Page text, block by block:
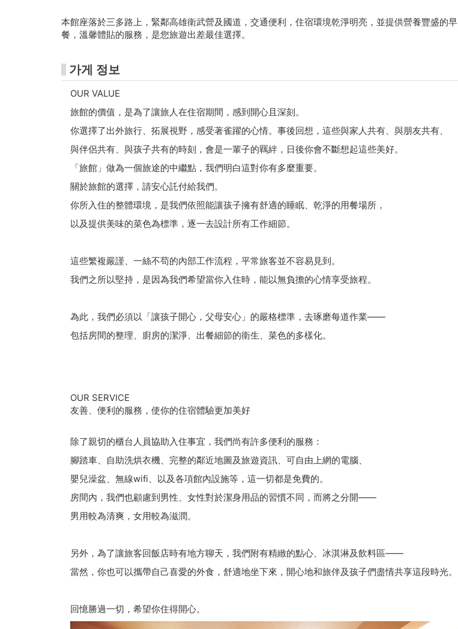
本館座落於三多路上，緊鄰高雄衛武營及國道，交通便利，住宿環境乾淨明亮，並提供營養豐盛的早
餐，溫馨體貼的服務，是您旅遊出差最佳選擇。
가게 정보
OUR VALUE
旅館的價值，是為了讓旅人在住宿期間，感到開心且深刻。
你選擇了出外旅行、拓展視野，感受著雀躍的心情。事後回想，這些與家人共有、與朋友共有、
與伴侶共有、與孩子共有的時刻，會是一輩子的羈絆，日後你會不斷想起這些美好。
「旅館」做為一個旅途的中繼點，我們明白這對你有多麼重要。
關於旅館的選擇，請安心託付給我們。
你所入住的整體環境，是我們依照能讓孩子擁有舒適的睡眠、乾淨的用餐場所，
以及提供美味的菜色為標準，逐一去設計所有工作細節。
這些繁複嚴謹、一絲不苟的內部工作流程，平常旅客並不容易見到。
我們之所以堅持，是因為我們希望當你入住時，能以無負擔的心情享受旅程。
為此，我們必須以「讓孩子開心，父母安心」的嚴格標準，去琢磨每道作業——
包括房間的整理、廚房的潔淨、出餐細節的衛生、菜色的多樣化。
OUR SERVICE
友善、便利的服務，使你的住宿體驗更加美好
除了親切的櫃台人員協助入住事宜，我們尚有許多便利的服務：
腳踏車、自助洗烘衣機、完整的鄰近地圖及旅遊資訊、可自由上網的電腦、
嬰兒澡盆、無線wifi、以及各項館內設施等，這一切都是免費的。
房間內，我們也顧慮到男性、女性對於潔身用品的習慣不同，而將之分開——
男用較為清爽，女用較為滋潤。
另外，為了讓旅客回飯店時有地方聊天，我們附有精緻的點心、冰淇淋及飲料區——
當然，你也可以攜帶自己喜愛的外食，舒適地坐下來，開心地和旅伴及孩子們盡情共享這段時光。
回憶勝過一切，希望你住得開心。